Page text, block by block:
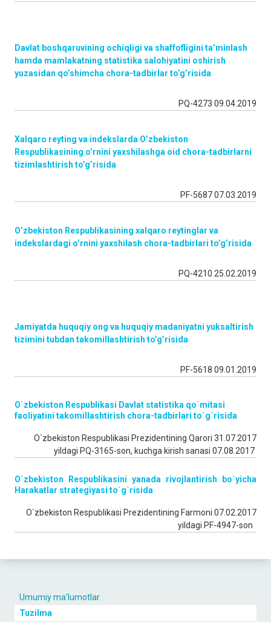
Umumiy ma'lumotlar
Tuzilma
Davlat boshqaruvining ochiqligi va shaffofligini ta’minlash
hamda mamlakatning statistika salohiyatini oshirish
yuzasidan qo’shimcha chora-tadbirlar to’g’risida
PQ-4273 09.04.2019
Xalqaro reyting va indekslarda O’zbekiston
Respublikasining o’rnini yaxshilashga oid chora-tadbirlarni
tizimlashtirish to’g’risida
PF-5687 07.03.2019
O’zbekiston Respublikasining xalqaro reytinglar va
indekslardagi o’rnini yaxshilash chora-tadbirlari to’g’risida
PQ-4210 25.02.2019
Jamiyatda huquqiy ong va huquqiy madaniyatni yuksaltirish
tizimini tubdan takomillashtirish to’g’risida
PF-5618 09.01.2019
O`zbekiston Respublikasi Davlat statistika qo`mitasi
faoliyatini takomillashtirish chora-tadbirlari to`g`risida
O`zbekiston Respublikasi Prezidentining Qarori 31.07.2017
yildagi PQ-3165-son, kuchga kirish sanasi 07.08.2017
O`zbekiston Respublikasini yanada rivojlantirish bo`yicha
Harakatlar strategiyasi to`g`risida
O`zbekiston Respublikasi Prezidentining Farmoni 07.02.2017
yildagi PF-4947-son